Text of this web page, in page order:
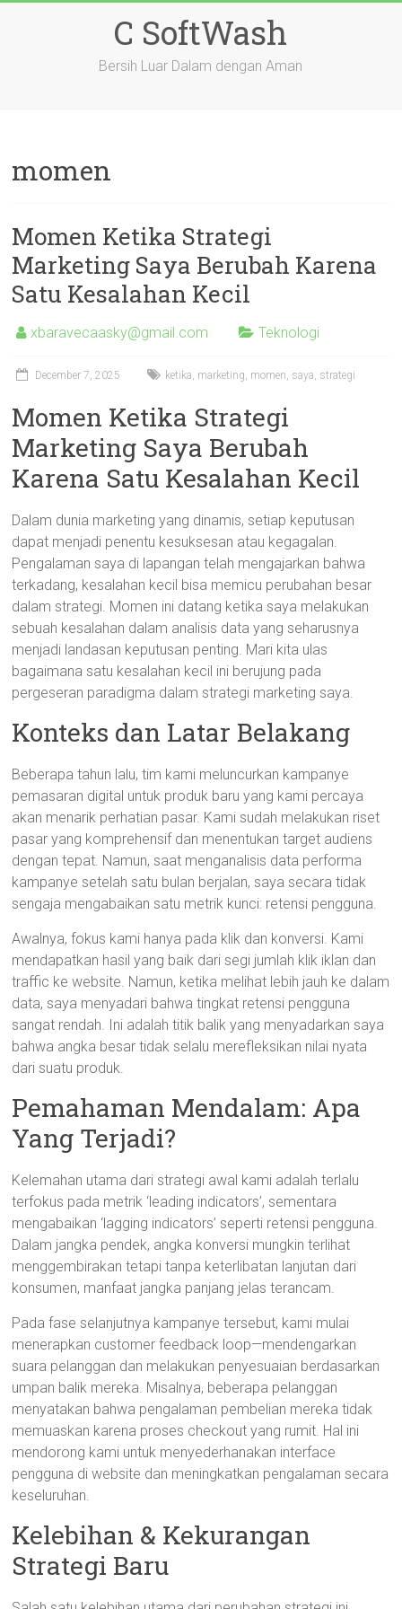
C SoftWash
Bersih Luar Dalam dengan Aman
momen
Momen Ketika Strategi
Marketing Saya Berubah Karena
Satu Kesalahan Kecil
xbaravecaasky@gmail.com Teknologi
December 7, 2025 ketika, marketing, momen, saya, strategi
Momen Ketika Strategi
Marketing Saya Berubah
Karena Satu Kesalahan Kecil
Dalam dunia marketing yang dinamis, setiap keputusan
dapat menjadi penentu kesuksesan atau kegagalan.
Pengalaman saya di lapangan telah mengajarkan bahwa
terkadang, kesalahan kecil bisa memicu perubahan besar
dalam strategi. Momen ini datang ketika saya melakukan
sebuah kesalahan dalam analisis data yang seharusnya
menjadi landasan keputusan penting. Mari kita ulas
bagaimana satu kesalahan kecil ini berujung pada
pergeseran paradigma dalam strategi marketing saya.
Konteks dan Latar Belakang
Beberapa tahun lalu, tim kami meluncurkan kampanye
pemasaran digital untuk produk baru yang kami percaya
akan menarik perhatian pasar. Kami sudah melakukan riset
pasar yang komprehensif dan menentukan target audiens
dengan tepat. Namun, saat menganalisis data performa
kampanye setelah satu bulan berjalan, saya secara tidak
sengaja mengabaikan satu metrik kunci: retensi pengguna.
Awalnya, fokus kami hanya pada klik dan konversi. Kami
mendapatkan hasil yang baik dari segi jumlah klik iklan dan
traffic ke website. Namun, ketika melihat lebih jauh ke dalam
data, saya menyadari bahwa tingkat retensi pengguna
sangat rendah. Ini adalah titik balik yang menyadarkan saya
bahwa angka besar tidak selalu merefleksikan nilai nyata
dari suatu produk.
Pemahaman Mendalam: Apa
Yang Terjadi?
Kelemahan utama dari strategi awal kami adalah terlalu
terfokus pada metrik ‘leading indicators’, sementara
mengabaikan ‘lagging indicators’ seperti retensi pengguna.
Dalam jangka pendek, angka konversi mungkin terlihat
menggembirakan tetapi tanpa keterlibatan lanjutan dari
konsumen, manfaat jangka panjang jelas terancam.
Pada fase selanjutnya kampanye tersebut, kami mulai
menerapkan customer feedback loop—mendengarkan
suara pelanggan dan melakukan penyesuaian berdasarkan
umpan balik mereka. Misalnya, beberapa pelanggan
menyatakan bahwa pengalaman pembelian mereka tidak
memuaskan karena proses checkout yang rumit. Hal ini
mendorong kami untuk menyederhanakan interface
pengguna di website dan meningkatkan pengalaman secara
keseluruhan.
Kelebihan & Kekurangan
Strategi Baru